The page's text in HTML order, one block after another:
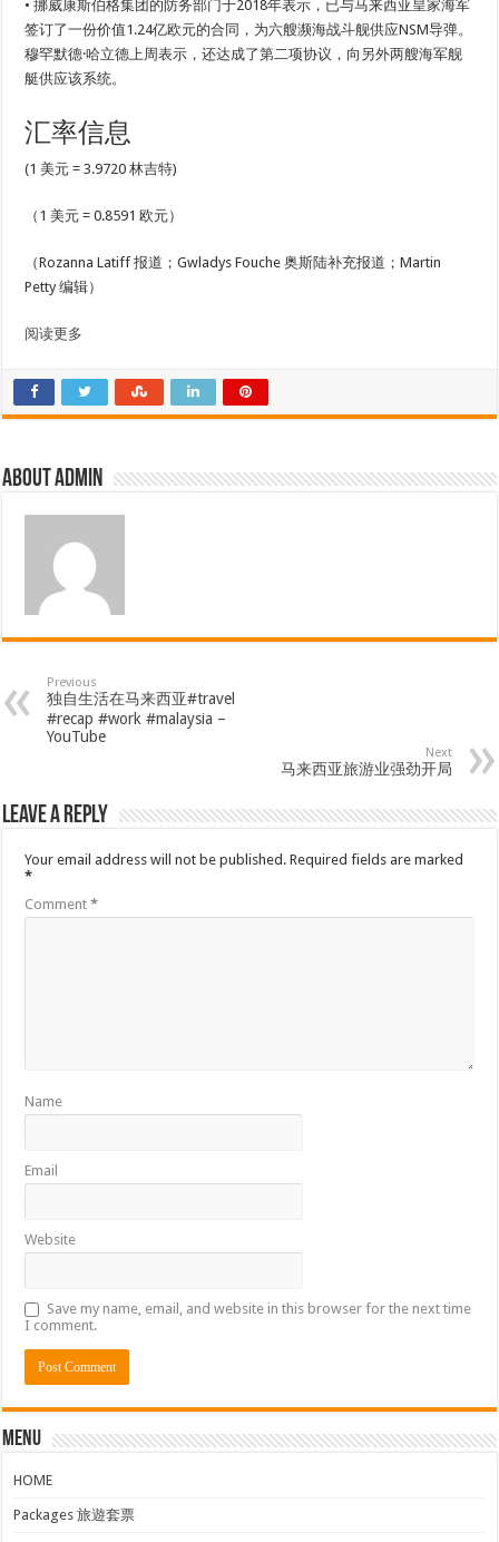
• 挪威康斯伯格集团的防务部门于2018年表示，已与马来西亚皇家海军
签订了一份价值1.24亿欧元的合同，为六艘濒海战斗舰供应NSM导弹。
穆罕默德·哈立德上周表示，还达成了第二项协议，向另外两艘海军舰
艇供应该系统。
汇率信息
(1 美元 = 3.9720 林吉特)
（1 美元 = 0.8591 欧元）
（Rozanna Latiff 报道；Gwladys Fouche 奥斯陆补充报道；Martin
Petty 编辑）
阅读更多
About admin
Previous
独自生活在马来西亚#travel
#recap #work #malaysia –
YouTube
Next
马来西亚旅游业强劲开局
Leave a Reply
Your email address will not be published. Required fields are marked
*
Comment*
Name
Email
Website
Save my name, email, and website in this browser for the next time
I comment.
Menu
HOME
Packages 旅遊套票